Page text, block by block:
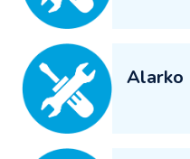
Alarko